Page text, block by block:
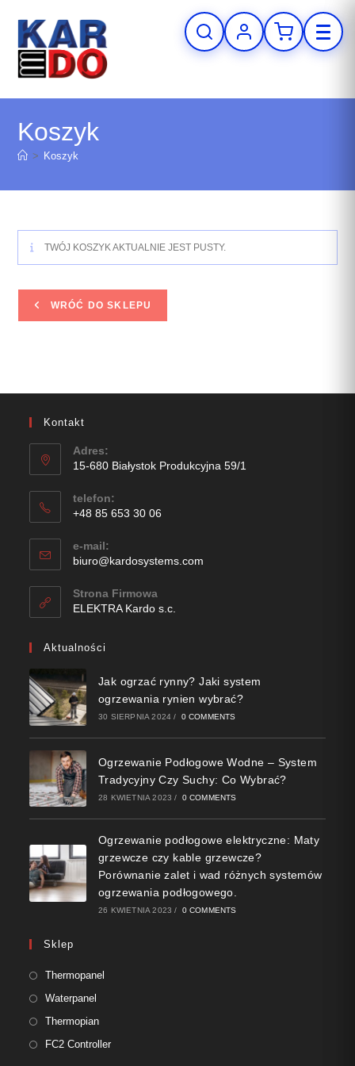
Koszyk
> Koszyk
TWÓJ KOSZYK AKTUALNIE JEST PUSTY.
WRÓĆ DO SKLEPU
Kontakt
Adres:
15-680 Białystok Produkcyjna 59/1
telefon:
+48 85 653 30 06
e-mail:
biuro@kardosystems.com
Strona Firmowa
ELEKTRA Kardo s.c.
Aktualności
Jak ogrzać rynny? Jaki system
ogrzewania rynien wybrać?
30 SIERPNIA 2024 / 0 COMMENTS
Ogrzewanie Podłogowe Wodne – System
Tradycyjny Czy Suchy: Co Wybrać?
28 KWIETNIA 2023 / 0 COMMENTS
Ogrzewanie podłogowe elektryczne: Maty
grzewcze czy kable grzewcze?
Porównanie zalet i wad różnych systemów
ogrzewania podłogowego.
26 KWIETNIA 2023 / 0 COMMENTS
Sklep
Thermopanel
Waterpanel
Thermopian
FC2 Controller